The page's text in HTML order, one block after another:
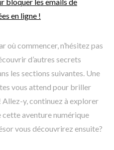
bloquer les emails de
en ligne !
où commencer, n’hésitez pas
d’autres secrets
les sections suivantes. Une
vous attend pour briller
y, continuez à explorer
cette aventure numérique
vous découvrirez ensuite?